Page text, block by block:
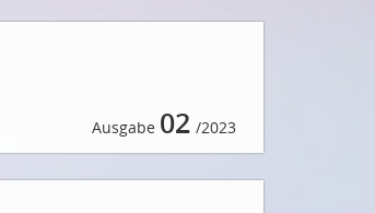
Ausgabe 02 /2023